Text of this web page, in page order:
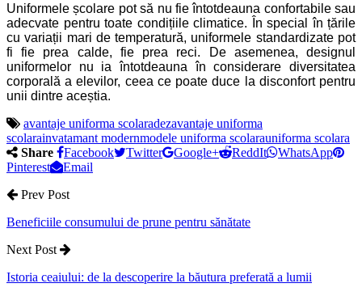
Uniformele școlare pot să nu fie întotdeauna confortabile sau
adecvate pentru toate condițiile climatice. În special în țările
cu variații mari de temperatură, uniformele standardizate pot
fi fie prea calde, fie prea reci. De asemenea, designul
uniformelor nu ia întotdeauna în considerare diversitatea
corporală a elevilor, ceea ce poate duce la disconfort pentru
unii dintre aceștia.
avantaje uniforma scolaradezavantaje uniforma
scolarainvatamant modernmodele uniforma scolarauniforma scolara
Share
Facebook Twitter Google+ ReddIt
WhatsApp
Pinterest
Email
Prev Post
Beneficiile consumului de prune pentru sănătate
Next Post
Istoria ceaiului: de la descoperire la băutura preferată a lumii